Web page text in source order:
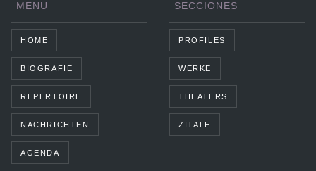
MENU
HOME
BIOGRAFIE
REPERTOIRE
NACHRICHTEN
AGENDA
SECCIONES
PROFILES
WERKE
THEATERS
ZITATE